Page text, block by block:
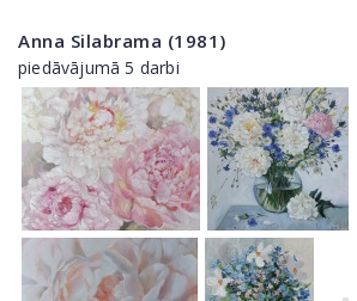
Anna Silabrama (1981)
piedāvājumā 5 darbi